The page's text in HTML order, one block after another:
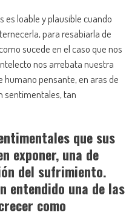
loable y plausible cuando
para resabiarla de
sucede en el caso que nos
nos arrebata nuestra
humano pensante, en aras de
sentimentales, tan
que sus
exponer, una de
del sufrimiento.
entendido una de las
como